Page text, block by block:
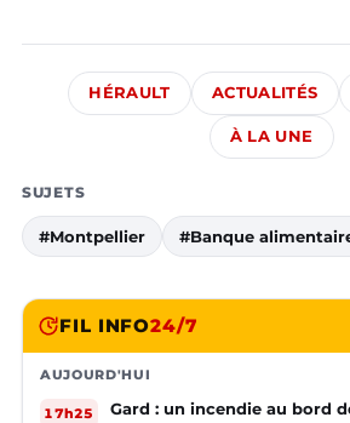
HÉRAULT ACTUALITÉS
À LA UNE
SUJETS
#Montpellier #Banque
FIL INFO24/7
AUJOURD'HUI
17h25
Gard : un incendie au bord